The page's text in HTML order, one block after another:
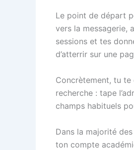
Le point de départ
vers la messagerie,
sessions et tes
d’atterrir sur une
Concrètement, tu te
recherche : tape
champs habituels
Dans la majorité
ton compte